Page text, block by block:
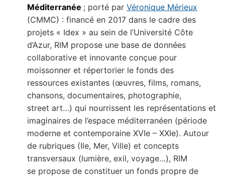
Méditerranée ; porté par Véronique Mérieux
(CMMC) : financé en 2017 dans le cadre des
projets « Idex » au sein de l’Université Côte
d’Azur, RIM propose une base de données
collaborative et innovante conçue pour
moissonner et répertorier le fonds des
ressources existantes (œuvres, films, romans,
chansons, documentaires, photographie,
street art…) qui nourrissent les représentations et
imaginaires de l’espace méditerranéen (période
moderne et contemporaine XVIe – XXIe). Autour
de rubriques (Ile, Mer, Ville) et concepts
transversaux (lumière, exil, voyage…), RIM
se propose de constituer un fonds propre de